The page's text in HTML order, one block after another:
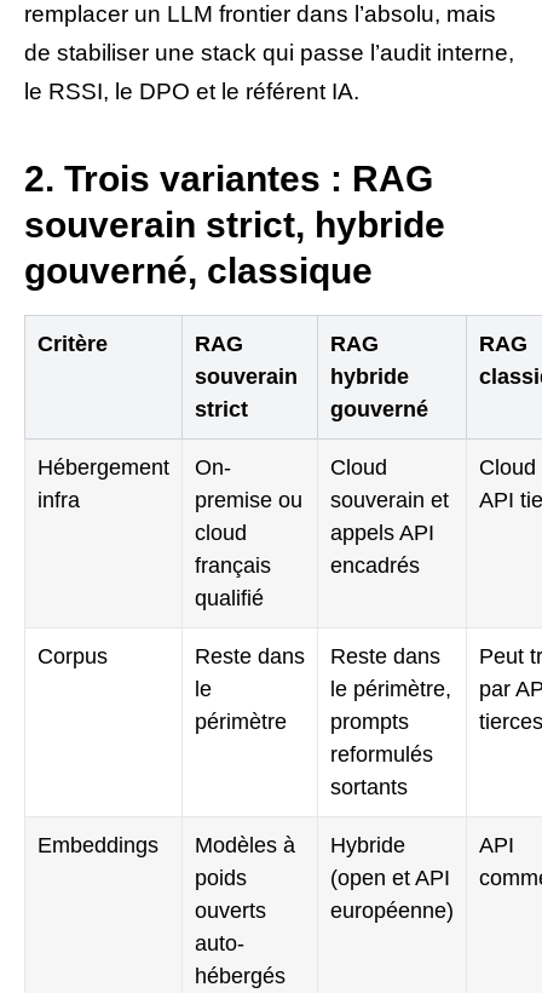
remplacer un LLM frontier dans l’absolu, mais
de stabiliser une stack qui passe l’audit interne,
le RSSI, le DPO et le référent IA.
2. Trois variantes : RAG
souverain strict, hybride
gouverné, classique
Critère
RAG
souverain
strict
RAG
hybride
gouverné
RAG
Hébergement
infra
On-
premise ou
cloud
français
qualifié
Cloud
souverain et
appels API
encadrés
Cloud
API
Corpus
Reste dans
le
périmètre
Reste dans
le périmètre,
prompts
reformulés
sortants
Peut
par
tierces
Embeddings
Modèles à
poids
ouverts
auto-
hébergés
Hybride
(open et API
européenne)
API